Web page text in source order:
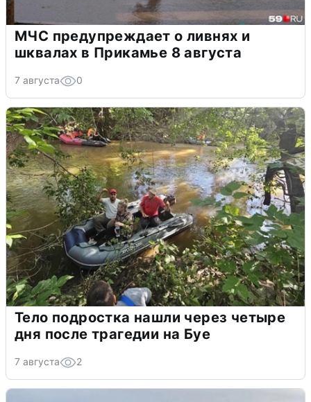
МЧС предупреждает о ливнях и
шквалах в Прикамье 8 августа
7 августа 0
Тело подростка нашли через четыре
дня после трагедии на Буе
7 августа 2